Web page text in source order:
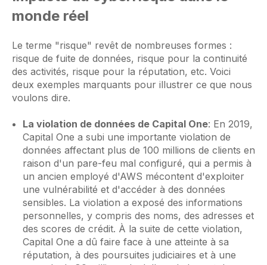
monde réel
Le terme "risque" revêt de nombreuses formes :
risque de fuite de données, risque pour la continuité
des activités, risque pour la réputation, etc. Voici
deux exemples marquants pour illustrer ce que nous
voulons dire.
La violation de données de Capital One: En 2019,
Capital One a subi une importante violation de
données affectant plus de 100 millions de clients en
raison d'un pare-feu mal configuré, qui a permis à
un ancien employé d'AWS mécontent d'exploiter
une vulnérabilité et d'accéder à des données
sensibles. La violation a exposé des informations
personnelles, y compris des noms, des adresses et
des scores de crédit. À la suite de cette violation,
Capital One a dû faire face à une atteinte à sa
réputation, à des poursuites judiciaires et à une